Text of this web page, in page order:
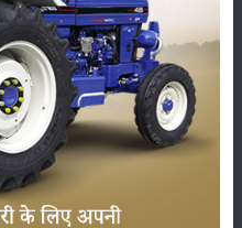
भंडारण